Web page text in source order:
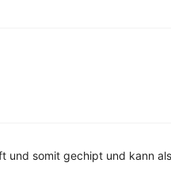
und somit gechipt und kann